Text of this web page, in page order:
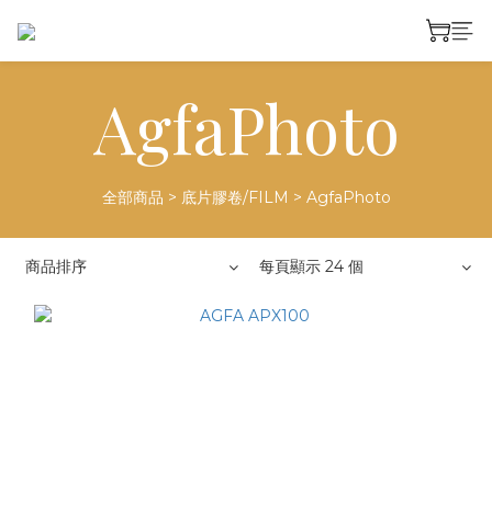
AgfaPhoto
全部商品 > 底片膠卷/FILM > AgfaPhoto
商品排序 每頁顯示 24 個